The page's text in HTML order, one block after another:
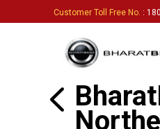
Customer Toll Free No. :